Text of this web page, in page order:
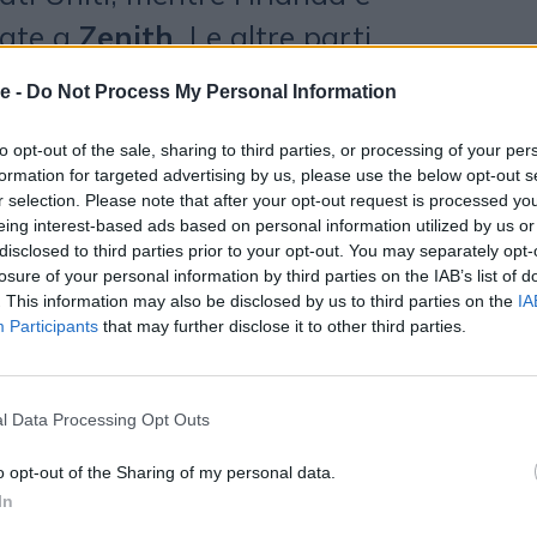
- Do Not Process My Personal Information
opt-out of the sale, sharing to third parties, or processing of your
for targeted advertising by us, please use the below opt-out
selection. Please note that after your opt-out request is processed
interest-based ads based on personal information utilized by us
to third parties prior to your opt-out. You may separately
of your personal information by third parties on the IAB’s list of
This information may also be disclosed by us to third parties on the
Participants that may further disclose it to other third parties.
Data Processing Opt Outs
opt-out of the Sharing of my personal data.
aZenith. Le altre parti
da WPP. L’ultima revisione
Sul fronte creativo, nel
la vittoria di una gara nella
ha ideato per Aldi la
“Con un PREZZO ALDI al dì”. In
da inflazione e carovita,
dei consumatori e lo racconta
ruota attorno ai valori fondanti
freschezza, italianità e
ha chiuso il 2024 raggiungendo
in Italia con 3.778 persone